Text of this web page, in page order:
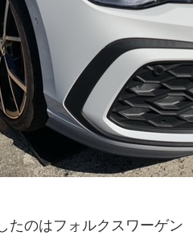
たのはフォルクスワーゲン